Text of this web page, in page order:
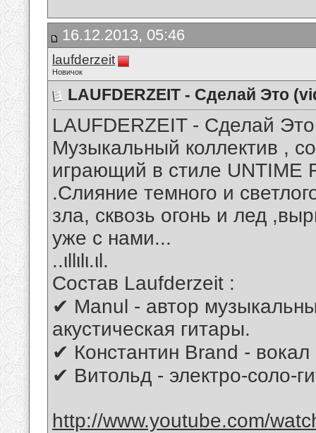
16.12.2013, 05:46
laufderzeit
Новичок
LAUFDERZEIT - Сделай Это
LAUFDERZEIT - Сделай
Музыкальный коллектив ,
играющий в стиле UNTIME
.Слияние темного и
зла, сквозь огонь и лед
уже с нами...
..ιllιlι.ιl.
Состав Laufderzeit :
✔ Manul - автор
акустическая гитары.
✔ Константин Brand - вокал
✔ Витольд - электро-соло-
http://www.youtube.com/